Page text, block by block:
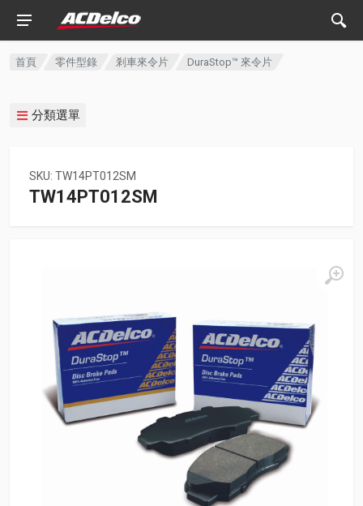
首頁 零件型錄 剎車來令片 DuraStop™ 來令片
分類選單
SKU: TW14PT012SM
TW14PT012SM